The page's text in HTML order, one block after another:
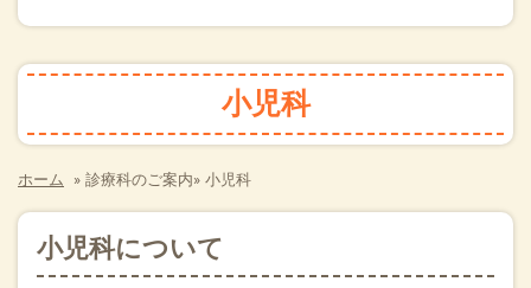
小児科
ホーム » 診療科のご案内» 小児科
小児科について